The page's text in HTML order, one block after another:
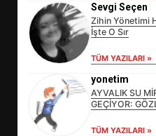
Sevgi Seçen
Zihin Yönetimi
İşte O Sır
TÜM YAZILARI »
yonetim
AYVALIK SU
GEÇİYOR:
TÜM YAZILARI »
EİB’DE